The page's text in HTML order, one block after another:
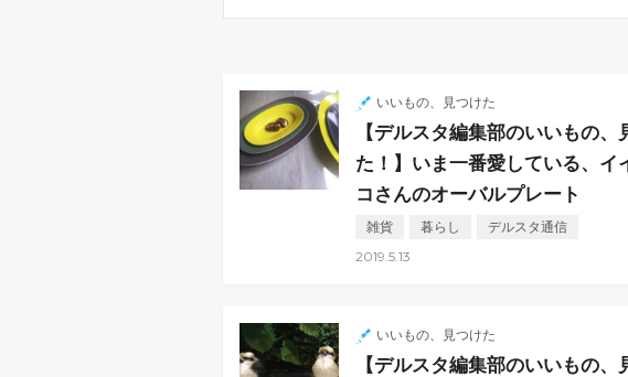
いいもの、見つけた
【デルスタ編集部のいいもの、
た！】いま一番愛している、イ
コさんのオーバルプレート
雑貨 暮らし
デルスタ通信
2019.5.13
いいもの、見つけた
【デルスタ編集部のいいもの、